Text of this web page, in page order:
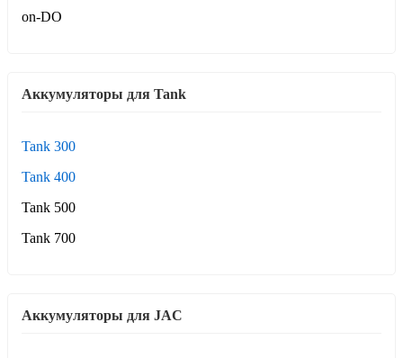
on-DO
Аккумуляторы для Tank
Tank 300
Tank 400
Tank 500
Tank 700
Аккумуляторы для JAC